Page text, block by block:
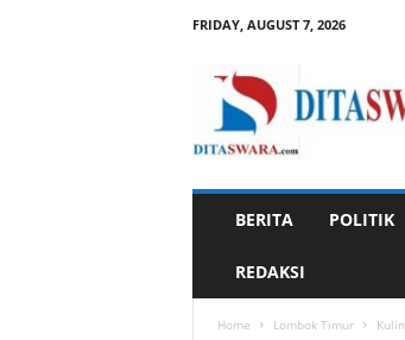
FRIDAY, AUGUST 7, 2026
s
BERITA POLITIK
REDAKSI
Home Lombok Timur